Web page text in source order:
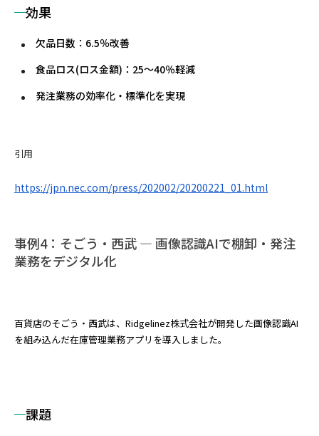
効果
欠品日数：6.5％改善
食品ロス(ロス金額)：25〜40％軽減
発注業務の効率化・標準化を実現
引用
https://jpn.nec.com/press/202002/20200221_01.html
事例4：そごう・西武 — 画像認識AIで棚卸・発注
業務をデジタル化
百貨店のそごう・西武は、Ridgelinez株式会社が開発した画像認識AI
を組み込んだ在庫管理業務アプリを導入しました。
課題